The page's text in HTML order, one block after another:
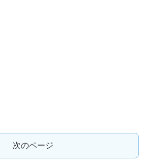
次のページ